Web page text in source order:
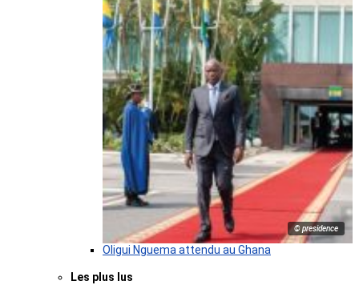
© presidence
Oligui Nguema attendu au Ghana
Les plus lus